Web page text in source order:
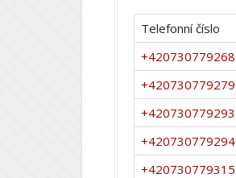
Telefonní číslo
+420730779268
+420730779279
+420730779293
+420730779294
+420730779315